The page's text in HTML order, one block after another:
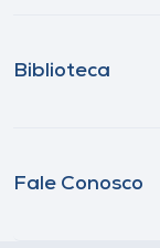
Biblioteca
Fale Conosco